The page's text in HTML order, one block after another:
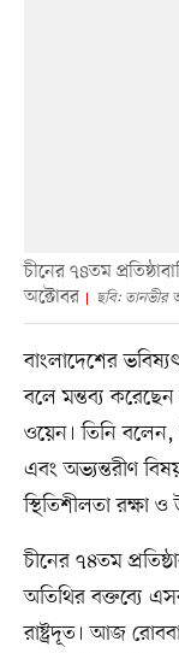
চীনের ৭৪তম
অক্টোবর
ছবি: তানভীর
বাংলাদেশের
বলে মন্তব্য করেছেন
ওয়েন। তিনি
এবং অভ্যন্তরীণ
স্থিতিশীলতা রক্ষা
চীনের ৭৪তম
অতিথির বক্তব্যে
রাষ্ট্রদূত। আজ